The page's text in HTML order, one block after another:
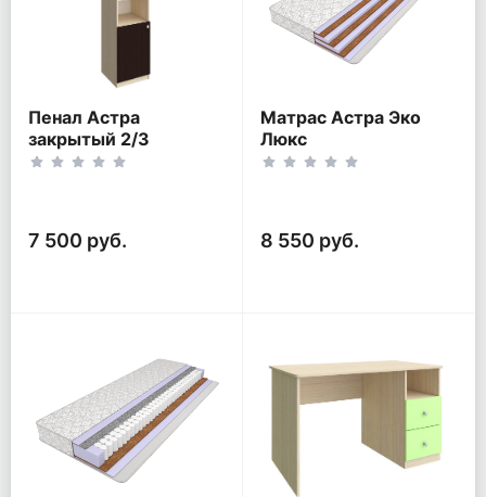
Пенал Астра
закрытый 2/3
7 500 руб.
Матрас Астра Эко
Люкс
8 550 руб.